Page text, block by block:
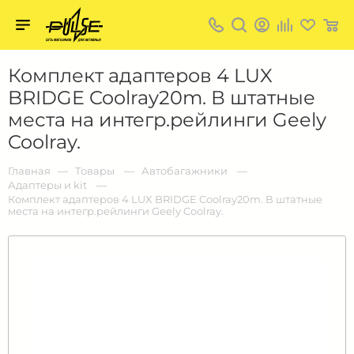
Комплект адаптеров 4 LUX
BRIDGE Coolray20m. В штатные
места на интегр.рейлинги Geely
Coolray.
пульс:
сеть
магазинов
активных
в
Барнауле:
Главная
Товары
Автобагажники
Адаптеры и kit
Комплект адаптеров 4 LUX BRIDGE Coolray20m. В штатные
места на интегр.рейлинги Geely Coolray.